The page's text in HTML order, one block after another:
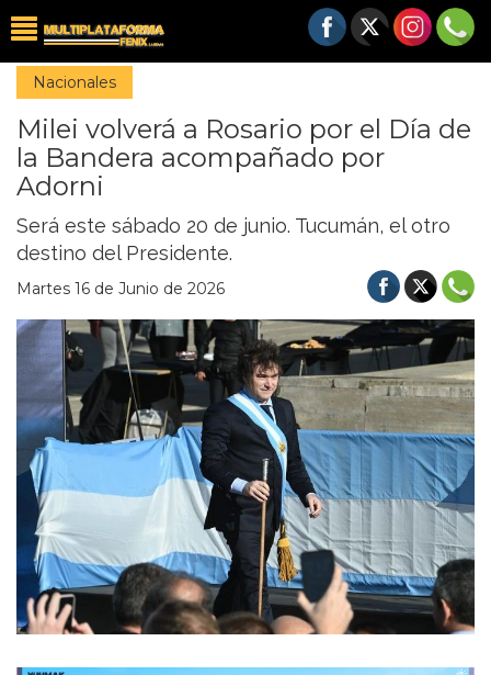
Nacionales
Milei volverá a Rosario por el Día de
la Bandera acompañado por
Adorni
Será este sábado 20 de junio. Tucumán, el otro
destino del Presidente.
Martes 16 de Junio de 2026